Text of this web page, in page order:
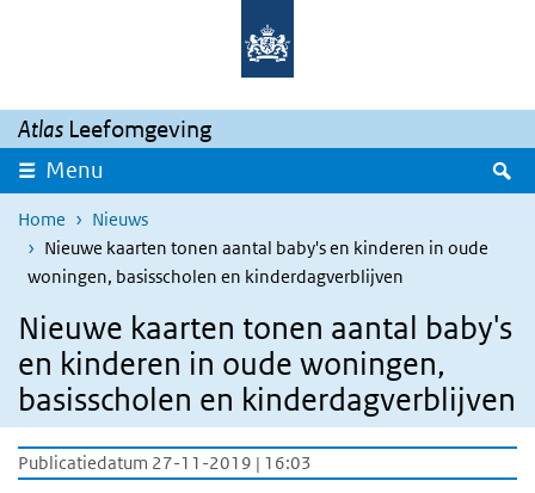
Overslaan en naar de inhoud gaan
Atlas Leefomgeving
Menu
Home
Nieuws
Nieuwe kaarten tonen aantal baby's en kinderen in oude
woningen, basisscholen en kinderdagverblijven
Nieuwe kaarten tonen aantal baby's
en kinderen in oude woningen,
basisscholen en kinderdagverblijven
Publicatiedatum 27-11-2019 | 16:03